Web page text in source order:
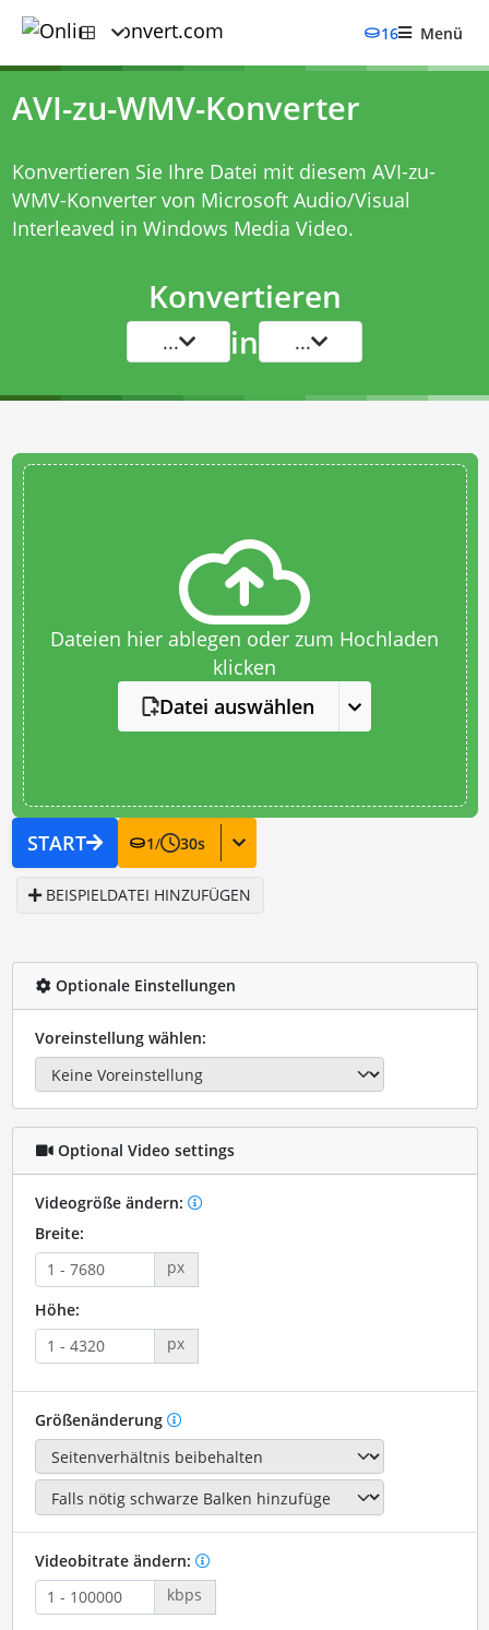
16 Menü
AVI-zu-WMV-Konverter
Konvertieren Sie Ihre Datei mit diesem AVI-zu-
WMV-Konvertervon Microsoft Audio/Visual
Interleaved in Windows Media Video.
Konvertieren
... in ...
Dateien hier ablegen oder zum Hochladen
klicken
Datei auswählen
START 1/ 30s
BEISPIELDATEI HINZUFÜGEN
Optionale Einstellungen
Voreinstellung wählen:
Optional Video settings
Videogröße ändern:
Breite:
px
Höhe:
px
Größenänderung
Videobitrate ändern:
kbps